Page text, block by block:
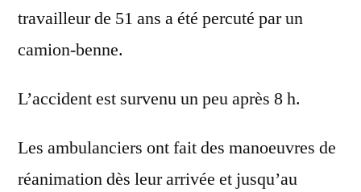
travailleur de 51 ans a été percuté par un
camion-benne.
L’accident est survenu un peu après 8 h.
Les ambulanciers ont fait des manoeuvres de
réanimation dès leur arrivée et jusqu’au